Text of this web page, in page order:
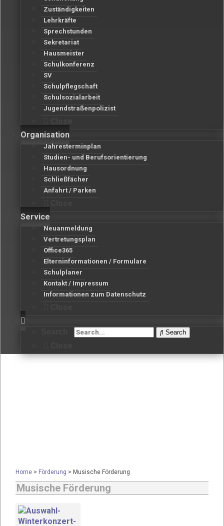
Zuständigkeiten
Lehrkräfte
Sprechstunden
Sekretariat
Hausmeister
Schulkonferenz
SV
Schulpflegschaft
Schulsozialarbeit
Jugendstraßenpolizist
Organisation
Jahresterminplan
Studien- und Berufsorientierung
Hausordnung
Schließfächer
Anfahrt / Parken
Service
Neuanmeldung
Vertretungsplan
Office365
Elterninformationen / Formulare
Schulplaner
Kontakt / Impressum
Informationen zum Datenschutz
Search
Home > Förderung > Musische Förderung
Musische Förderung